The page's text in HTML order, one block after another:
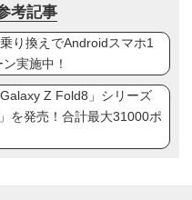
考記事
り換えでAndroidスマホ1
実施中！
Z Fold8」シリーズ
を発売！合計最大31000ポ